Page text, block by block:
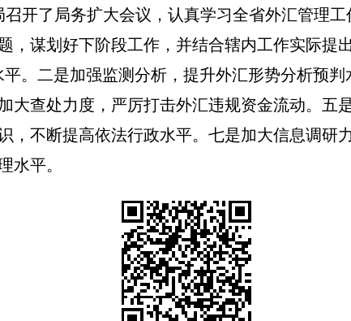
召开了局务扩大会议，认真学习全省外汇管理
，谋划好下阶段工作，并结合辖内工作实际提
。二是加强监测分析，提升外汇形势分析预
大查处力度，严厉打击外汇违规资金流动。五
，不断提高依法行政水平。七是加大信息调研
水平。